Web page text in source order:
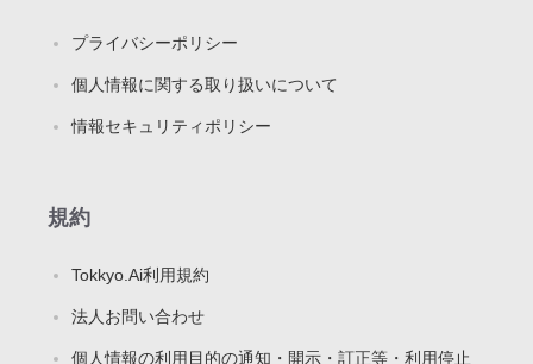
プライバシーポリシー
個人情報に関する取り扱いについて
情報セキュリティポリシー
規約
Tokkyo.Ai利用規約
法人お問い合わせ
個人情報の利用目的の通知・開示・訂正等・利用停止